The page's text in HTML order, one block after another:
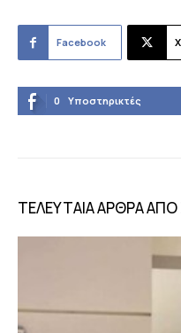
Facebook X
0 Υποστηρικτές
ΤΕΛΕΥΤΑΙΑ ΑΡΘΡΑ